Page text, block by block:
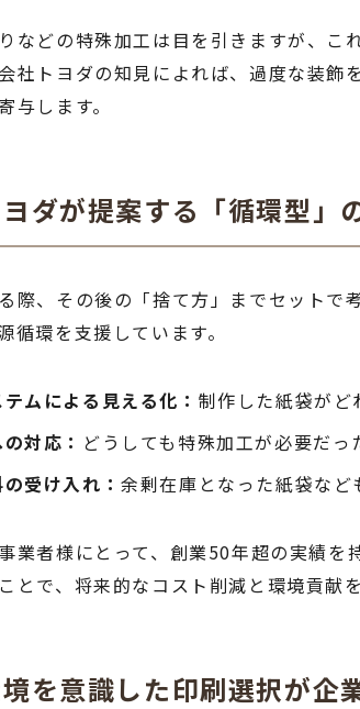
などの特殊加工は目を引きますが、こ
社トヨダの知見によれば、過度な装
与します。
ダが提案する「循環型」
際、その後の「捨て方」までセット
循環を支援しています。
ムによる見える化： 制作した紙袋がど
対応： どうしても特殊加工が必要だ
受け入れ：余剰在庫となった紙袋など
業者様にとって、創業50年超の実績
とで、将来的なコスト削減と環境貢献
を意識した印刷選択が企